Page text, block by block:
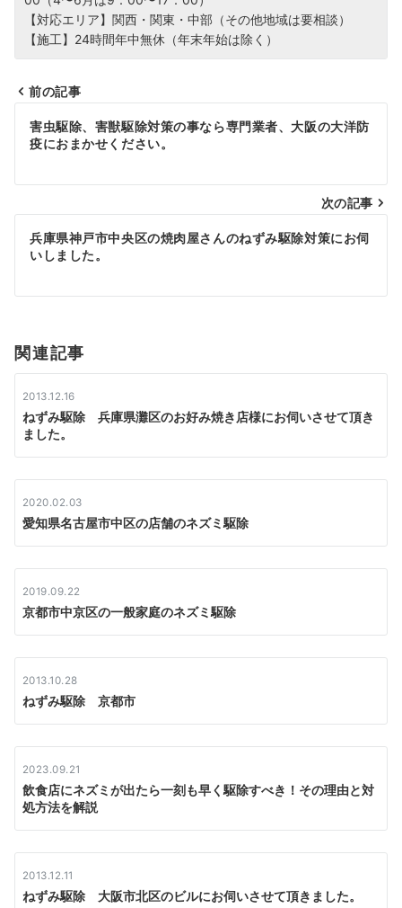
【対応エリア】関西・関東・中部（その他地域は要相談）
【施工】24時間年中無休（年末年始は除く）
投
稿
ナ
ビ
ゲ
ョ
ン
前の記事
害虫駆除、害獣駆除対策の事なら専門業者、大阪の大洋防
疫におまかせください。
次の記事
兵庫県神戸市中央区の焼肉屋さんのねずみ駆除対策にお伺
いしました。
関連記事
2013.12.16
ねずみ駆除 兵庫県灘区のお好み焼き店様にお伺いさせて頂き
ました。
2020.02.03
愛知県名古屋市中区の店舗のネズミ駆除
2019.09.22
京都市中京区の一般家庭のネズミ駆除
2013.10.28
ねずみ駆除 京都市
2023.09.21
飲食店にネズミが出たら一刻も早く駆除すべき！その理由と対
処方法を解説
2013.12.11
ねずみ駆除 大阪市北区のビルにお伺いさせて頂きました。